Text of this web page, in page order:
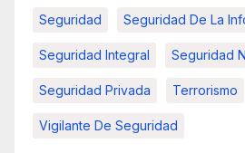
Seguridad Seguridad De La
Seguridad Integral Seguridad
Seguridad Privada Terrorismo
Vigilante De Seguridad